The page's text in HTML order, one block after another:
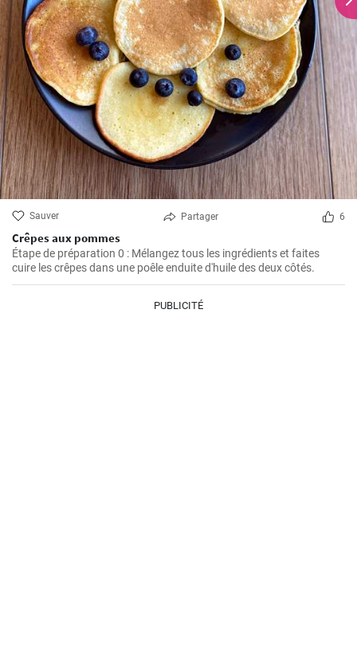
Sauver Partager 6
Crêpes aux pommes
Étape de préparation 0 : Mélangez tous les ingrédients et faites
cuire les crêpes dans une poêle enduite d'huile des deux côtés.
PUBLICITÉ